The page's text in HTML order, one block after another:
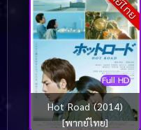
Full HD
Hot Road (2014)
[พากย์ไทย]